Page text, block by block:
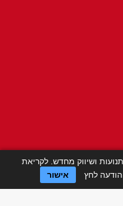
Click a
ושיווק מחדש. לקריאת
לחץ אישור